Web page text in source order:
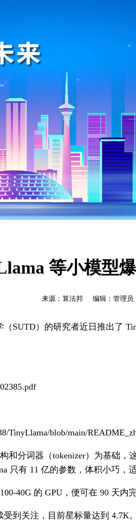
等小模型
来源：算法邦 编辑：管理
SUTD）的研究者近日推出了
TinyLlama/blob/main/
和分词器（tokenizer）为基础
只有 11 亿的参数，体积小巧，
40G 的 GPU，便可在 90 天内
到关注，目前星标量达到 4.7K。